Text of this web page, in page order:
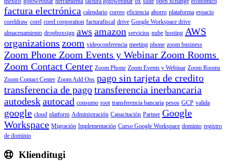
factura electrónica calendario correo eficiencia ahorro plataforma espacio
coreldraw corel corel corporation facturafiscal drive Google Workspace drive
almacenamiento dropboxsign aws amazon servicios nube hosting AWS
organizations zoom videoconferencia meeting phone zoom business
Zoom Phone Zoom Events y Webinar Zoom Rooms
Zoom Contact Center Zoom Phone Zoom Events y Webinar Zoom Rooms
Zoom Contact Center Zoom Add Ons pago sin tarjeta de credito
transferencia de pagotransferencia inerbancaria
autodeskautocad consumo root transferencia bancaria pesos GCP valida
google cloud platform Administración Capacitación Partner Google
Workspace Migración Implementación Curso Google Workspace dominio registro
de dominio
Klienditugi